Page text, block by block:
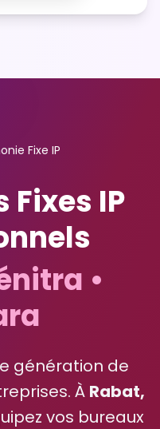
Fixe IP
Fixes IP
•
génération de
À Rabat,
vos bureaux